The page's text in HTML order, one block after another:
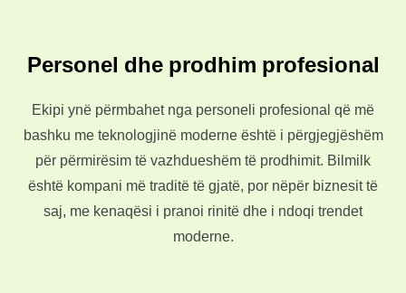
Personel dhe prodhim profesional
Ekipi ynë përmbahet nga personeli profesional që më
bashku me teknologjinë moderne është i përgjegjëshëm
për përmirësim të vazhdueshëm të prodhimit. Bilmilk
është kompani më traditë të gjatë, por nëpër biznesit të
saj, me kenaqësi i pranoi rinitë dhe i ndoqi trendet
moderne.